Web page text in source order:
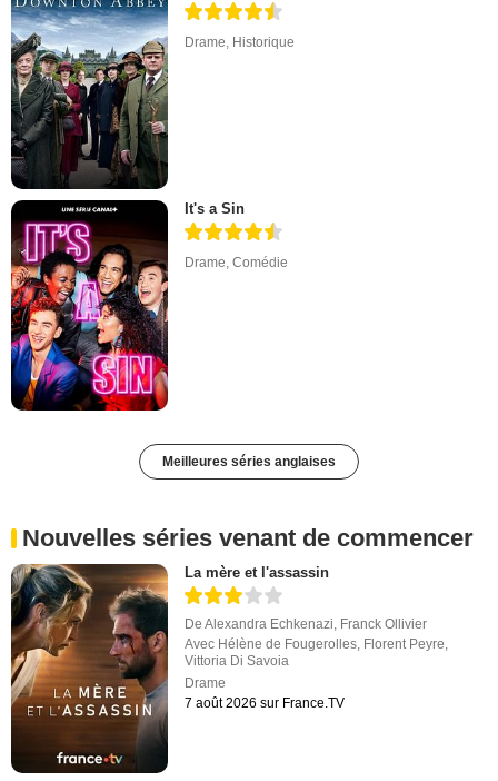
Drame, Historique
It's a Sin
Drame,Comédie
Meilleures séries anglaises
Nouvelles séries venant de commencer
La mère et l'assassin
DeAlexandra Echkenazi Franck Ollivier
Avec Hélène de Fougerolles Florent Peyre
Vittoria Di Savoia
Drame
7 août 2026 sur France.TV